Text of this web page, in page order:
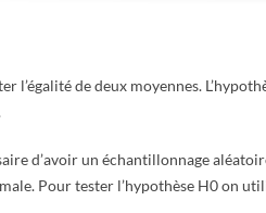
l’égalité de deux moyennes.
d’avoir un échantillonnage
Pour tester l’hypothèse H0 on